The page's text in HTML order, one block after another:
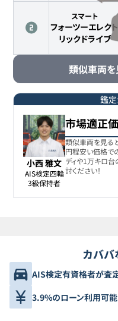
スマート
フォーツーエレクト
リックドライブ
類似車両を
鑑
小西 雅文
AIS検定四輪
3級保持者
市場適正
類似車両を見る
円程安い価格で
ディや1万キロ
討ください！
カババ
AIS検定有資格者が査
3.9%のローン利用可能